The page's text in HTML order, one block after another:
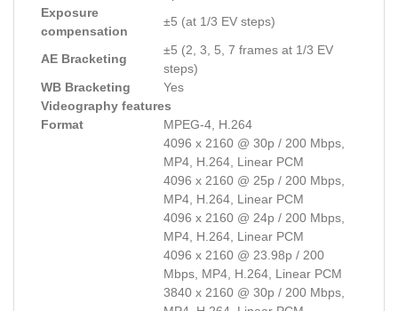
Exposure
compensation
±5 (at 1/3 EV steps)
AE Bracketing
±5 (2, 3, 5, 7 frames at 1/3 EV
steps)
WB Bracketing
Yes
Videography features
Format
MPEG-4, H.264
4096 x 2160 @ 30p / 200 Mbps,
MP4, H.264, Linear PCM
4096 x 2160 @ 25p / 200 Mbps,
MP4, H.264, Linear PCM
4096 x 2160 @ 24p / 200 Mbps,
MP4, H.264, Linear PCM
4096 x 2160 @ 23.98p / 200
Mbps, MP4, H.264, Linear PCM
3840 x 2160 @ 30p / 200 Mbps,